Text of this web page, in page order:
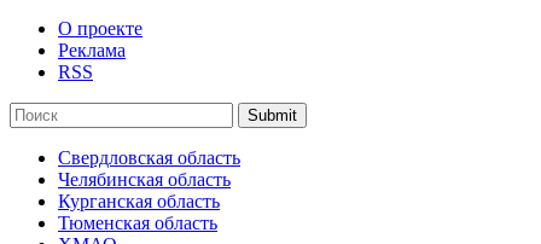
О проекте
Реклама
RSS
Submit
Свердловская область
Челябинская область
Курганская область
Тюменская область